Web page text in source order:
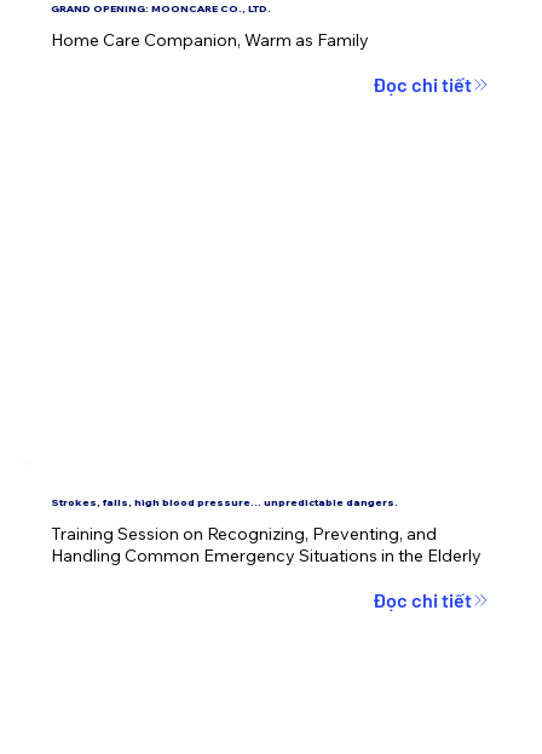
GRAND OPENING: MOONCARE CO., LTD.
Home Care Companion, Warm as Family
Đọc chi tiết
Strokes, falls, high blood pressure... unpredictable dangers.
Training Session on Recognizing, Preventing, and
Handling Common Emergency Situations in the Elderly
Đọc chi tiết